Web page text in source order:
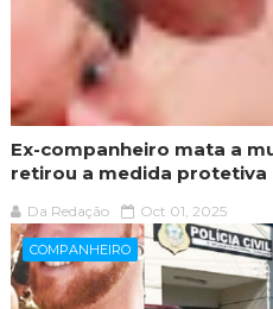
Ex-companheiro mata a
retirou a medida protetiva
Da Redação Oct 01, 2025
COMPANHEIRO